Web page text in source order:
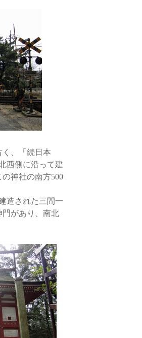
、「続日本
西側に沿って建
神社の南方500
造された三間一
門があり、南北